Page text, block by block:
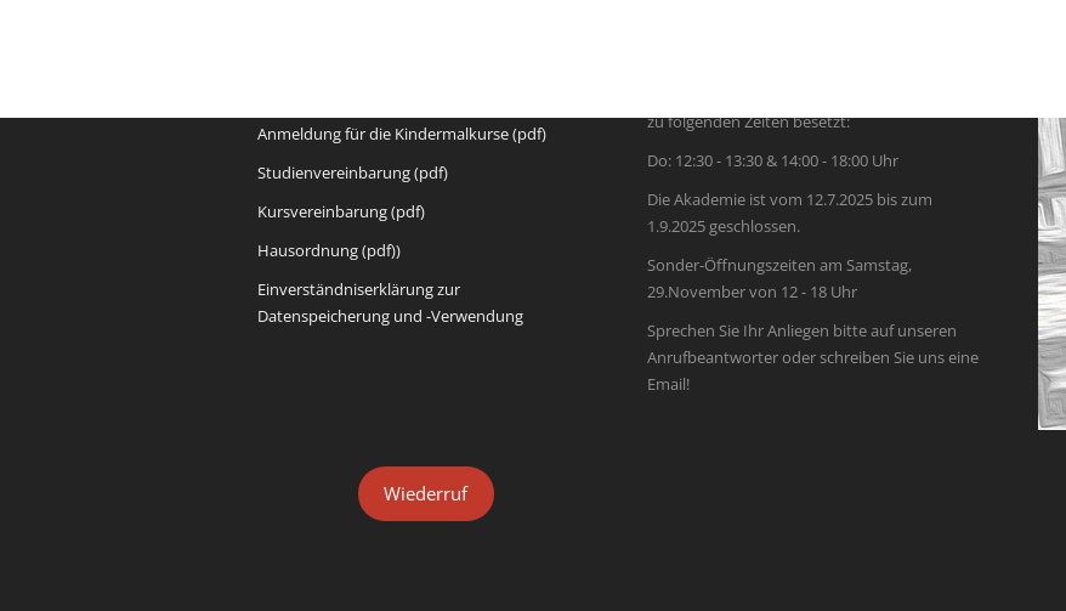
Anmeldung für die Kindermalkurse (pdf)
Studienvereinbarung (pdf)
Kursvereinbarung (pdf)
Hausordnung (pdf))
Einverständniserklärung zur
Datenspeicherung und -Verwendung
zu folgenden Zeiten besetzt:
Do: 12:30 - 13:30 & 14:00 - 18:00 Uhr
Die Akademie ist vom 12.7.2025 bis zum
1.9.2025 geschlossen.
Sonder-Öffnungszeiten am Samstag,
29.November von 12 - 18 Uhr
Sprechen Sie Ihr Anliegen bitte auf unseren
Anrufbeantworter oder schreiben Sie uns eine
Email!
Wiederruf